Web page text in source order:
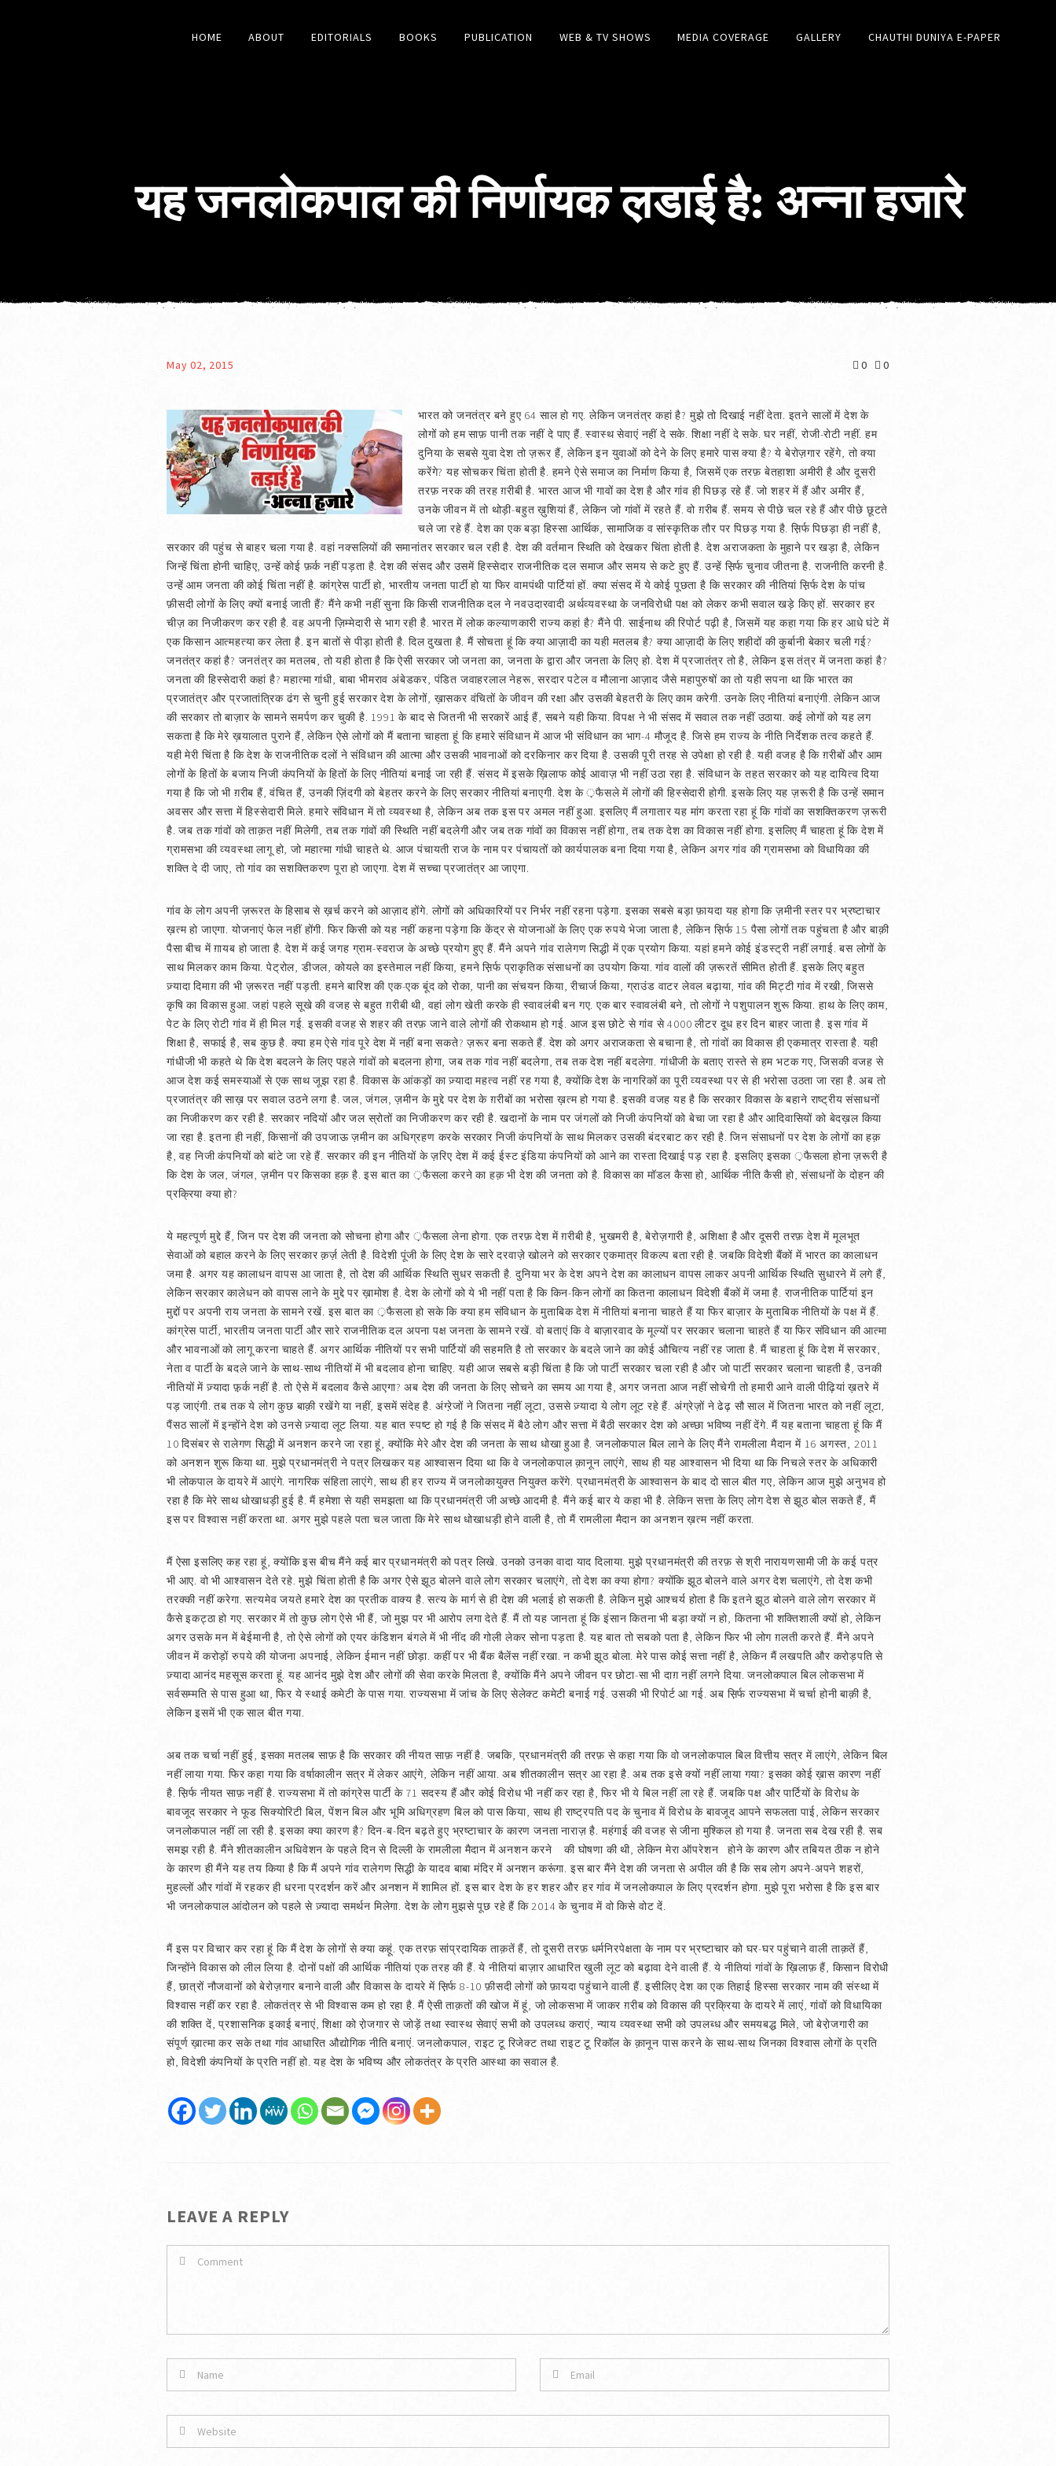
HOME ABOUT EDITORIALS BOOKS PUBLICATION WEB & TV SHOWS MEDIA COVERAGE GALLERY CHAUTHI DUNIYA E-PAPER
यह जनलोकपाल की निर्णायक ल़डाई है: अन्ना हजारे
May 02, 2015 0 0
भारत को जनतंत्र बने हुए 64 साल हो गए. लेकिन जनतंत्र कहां है? मुझे तो दिखाई नहीं देता. इतने सालों में देश के
लोगों को हम साफ़ पानी तक नहीं दे पाए हैं. स्वास्थ सेवाएं नहीं दे सके. शिक्षा नहीं दे सके. घर नहीं, रोजी-रोटी नहीं. हम
दुनिया के सबसे युवा देश तो ज़रूर हैं, लेकिन इन युवाओं को देने के लिए हमारे पास क्या है? ये बेरोज़गार रहेंगे, तो क्या
करेंगे? यह सोचकर चिंता होती है. हमने ऐसे समाज का निर्माण किया है, जिसमें एक तरफ़ बेतहाशा अमीरी है और दूसरी
तरफ़ नरक की तरह ग़रीबी है. भारत आज भी गावों का देश है और गांव ही पिछड़ रहे हैं. जो शहर में हैं और अमीर हैं,
उनके जीवन में तो थोड़ी-बहुत ख़ुशियां हैं, लेकिन जो गांवों में रहते हैं. वो ग़रीब हैं. समय से पीछे चल रहे हैं और पीछे छूटते
चले जा रहे हैं. देश का एक बड़ा हिस्सा आर्थिक, सामाजिक व सांस्कृतिक तौर पर पिछड़ गया है. स़िर्फ पिछड़ा ही नहीं है,
सरकार की पहुंच से बाहर चला गया है. वहां नक्सलियों की समानांतर सरकार चल रही है. देश की वर्तमान स्थिति को देखकर चिंता होती है. देश अराजकता के मुहाने पर खड़ा है, लेकिन
जिन्हें चिंता होनी चाहिए, उन्हें कोई फ़र्क नहीं पड़ता है. देश की संसद और उसमें हिस्सेदार राजनीतिक दल समाज और समय से कटे हुए हैं. उन्हें स़िर्फ चुनाव जीतना है. राजनीति करनी है.
उन्हें आम जनता की कोई चिंता नहीं है. कांग्रेस पार्टी हो, भारतीय जनता पार्टी हो या फिर वामपंथी पार्टियां हों. क्या संसद में ये कोई पूछता है कि सरकार की नीतियां स़िर्फ देश के पांच
फ़ीसदी लोगों के लिए क्यों बनाई जाती हैं? मैंने कभी नहीं सुना कि किसी राजनीतिक दल ने नवउदारवादी अर्थव्यवस्था के जनविरोधी पक्ष को लेकर कभी सवाल खड़े किए हों. सरकार हर
चीज़ का निजीकरण कर रही है. वह अपनी ज़िम्मेदारी से भाग रही है. भारत में लोक कल्याणकारी राज्य कहां है? मैंने पी. साईनाथ की रिपोर्ट पढ़ी है, जिसमें यह कहा गया कि हर आधे घंटे में
एक किसान आत्महत्या कर लेता है. इन बातों से पीड़ा होती है. दिल दुखता है. मैं सोचता हूं कि क्या आज़ादी का यही मतलब है? क्या आज़ादी के लिए शहीदों की कुर्बानी बेकार चली गई?
जनतंत्र कहां है? जनतंत्र का मतलब, तो यही होता है कि ऐसी सरकार जो जनता का, जनता के द्वारा और जनता के लिए हो. देश में प्रजातंत्र तो है, लेकिन इस तंत्र में जनता कहां है?
जनता की हिस्सेदारी कहां है? महात्मा गांधी, बाबा भीमराव अंबेडकर, पंडित जवाहरलाल नेहरू, सरदार पटेल व मौलाना आज़ाद जैसे महापुरुषों का तो यही सपना था कि भारत का
प्रजातंत्र और प्रजातांत्रिक ढंग से चुनी हुई सरकार देश के लोगों, ख़ासकर वंचितों के जीवन की रक्षा और उसकी बेहतरी के लिए काम करेगी. उनके लिए नीतियां बनाएंगी. लेकिन आज
की सरकार तो बाज़ार के सामने समर्पण कर चुकी है. 1991 के बाद से जितनी भी सरकारें आई हैं, सबने यही किया. विपक्ष ने भी संसद में सवाल तक नहीं उठाया. कई लोगों को यह लग
सकता है कि मेरे ख़यालात पुराने हैं, लेकिन ऐसे लोगों को मैं बताना चाहता हूं कि हमारे संविधान में आज भी संविधान का भाग-4 मौजूद है. जिसे हम राज्य के नीति निर्देशक तत्व कहते हैं.
यही मेरी चिंता है कि देश के राजनीतिक दलों ने संविधान की आत्मा और उसकी भावनाओं को दरकिनार कर दिया है. उसकी पूरी तरह से उपेक्षा हो रही है. यही वजह है कि ग़रीबों और आम
लोगों के हितों के बजाय निजी कंपनियों के हितों के लिए नीतियां बनाई जा रही हैं. संसद में इसके ख़िलाफ कोई आवाज़ भी नहीं उठा रहा है. संविधान के तहत सरकार को यह दायित्व दिया
गया है कि जो भी ग़रीब हैं, वंचित हैं, उनकी ज़िंदगी को बेहतर करने के लिए सरकार नीतियां बनाएगी. देश के ़फैसले में लोगों की हिस्सेदारी होगी. इसके लिए यह ज़रूरी है कि उन्हें समान
अवसर और सत्ता में हिस्सेदारी मिले. हमारे संविधान में तो व्यवस्था है, लेकिन अब तक इस पर अमल नहीं हुआ. इसलिए मैं लगातार यह मांग करता रहा हूं कि गांवों का सशक्तिकरण ज़रूरी
है. जब तक गांवों को ताक़त नहीं मिलेगी, तब तक गांवों की स्थिति नहीं बदलेगी और जब तक गांवों का विकास नहीं होगा, तब तक देश का विकास नहीं होगा. इसलिए मैं चाहता हूं कि देश में
ग्रामसभा की व्यवस्था लागू हो, जो महात्मा गांधी चाहते थे. आज पंचायती राज के नाम पर पंचायतों को कार्यपालक बना दिया गया है, लेकिन अगर गांव की ग्रामसभा को विधायिका की
शक्ति दे दी जाए, तो गांव का सशक्तिकरण पूरा हो जाएगा. देश में सच्चा प्रजातंत्र आ जाएगा.
गांव के लोग अपनी ज़रूरत के हिसाब से ख़र्च करने को आज़ाद होंगे. लोगों को अधिकारियों पर निर्भर नहीं रहना पड़ेगा. इसका सबसे बड़ा फ़ायदा यह होगा कि ज़मीनी स्तर पर भ्रष्टाचार
ख़त्म हो जाएगा. योजनाएं फेल नहीं होंगी. फिर किसी को यह नहीं कहना पड़ेगा कि केंद्र से योजनाओं के लिए एक रुपये भेजा जाता है, लेकिन स़िर्फ 15 पैसा लोगों तक पहुंचता है और बाक़ी
पैसा बीच में ग़ायब हो जाता है. देश में कई जगह ग्राम-स्वराज के अच्छे प्रयोग हुए हैं. मैंने अपने गांव रालेगण सिद्धी में एक प्रयोग किया. यहां हमने कोई इंडस्ट्री नहीं लगाई. बस लोगों के
साथ मिलकर काम किया. पेट्रोल, डीजल, कोयले का इस्तेमाल नहीं किया, हमने स़िर्फ प्राकृतिक संसाधनों का उपयोग किया. गांव वालों की ज़रूरतें सीमित होती हैं. इसके लिए बहुत
ज़्यादा दिमाग़ की भी ज़रूरत नहीं पड़ती. हमने बारिश की एक-एक बूंद को रोका, पानी का संचयन किया, रीचार्ज किया, ग्राउंड वाटर लेवल बढ़ाया, गांव की मिट्टी गांव में रखी, जिससे
कृषि का विकास हुआ. जहां पहले सूखे की वजह से बहुत ग़रीबी थी, वहां लोग खेती करके ही स्वावलंबी बन गए. एक बार स्वावलंबी बने, तो लोगों ने पशुपालन शुरू किया. हाथ के लिए काम,
पेट के लिए रोटी गांव में ही मिल गई. इसकी वजह से शहर की तरफ़ जाने वाले लोगों की रोकथाम हो गई. आज इस छोटे से गांव से 4000 लीटर दूध हर दिन बाहर जाता है. इस गांव में
शिक्षा है, सफाई है, सब कुछ है. क्या हम ऐसे गांव पूरे देश में नहीं बना सकते? ज़रूर बना सकते हैं. देश को अगर अराजकता से बचाना है, तो गांवों का विकास ही एकमात्र रास्ता है. यही
गांधीजी भी कहते थे कि देश बदलने के लिए पहले गांवों को बदलना होगा, जब तक गांव नहीं बदलेगा, तब तक देश नहीं बदलेगा. गांधीजी के बताए रास्ते से हम भटक गए, जिसकी वजह से
आज देश कई समस्याओं से एक साथ जूझ रहा है. विकास के आंकड़ों का ज़्यादा महत्व नहीं रह गया है, क्योंकि देश के नागरिकों का पूरी व्यवस्था पर से ही भरोसा उठता जा रहा है. अब तो
प्रजातंत्र की साख़ पर सवाल उठने लगा है. जल, जंगल, ज़मीन के मुद्दे पर देश के ग़रीबों का भरोसा ख़त्म हो गया है. इसकी वजह यह है कि सरकार विकास के बहाने राष्ट्रीय संसाधनों
का निजीकरण कर रही है. सरकार नदियों और जल स्रोतों का निजीकरण कर रही है. खदानों के नाम पर जंगलों को निजी कंपनियों को बेचा जा रहा है और आदिवासियों को बेदख़ल किया
जा रहा है. इतना ही नहीं, किसानों की उपजाऊ ज़मीन का अधिग्रहण करके सरकार निजी कंपनियों के साथ मिलकर उसकी बंदरबाट कर रही है. जिन संसाधनों पर देश के लोगों का हक़
है, वह निजी कंपनियों को बांटे जा रहे हैं. सरकार की इन नीतियों के ज़रिए देश में कई ईस्ट इंडिया कंपनियों को आने का रास्ता दिखाई पड़ रहा है. इसलिए इसका ़फैसला होना ज़रूरी है
कि देश के जल, जंगल, ज़मीन पर किसका हक़ है. इस बात का ़फैसला करने का हक़ भी देश की जनता को है. विकास का मॉडल कैसा हो, आर्थिक नीति कैसी हो, संसाधनों के दोहन की
प्रक्रिया क्या हो?
ये महत्पूर्ण मुद्दे हैं, जिन पर देश की जनता को सोचना होगा और ़फैसला लेना होगा. एक तरफ़ देश में ग़रीबी है, भुखमरी है, बेरोज़गारी है, अशिक्षा है और दूसरी तरफ़ देश में मूलभूत
सेवाओं को बहाल करने के लिए सरकार क़र्ज़ लेती है. विदेशी पूंजी के लिए देश के सारे दरवाज़े खोलने को सरकार एकमात्र विकल्प बता रही है. जबकि विदेशी बैंकों में भारत का कालाधन
जमा है. अगर यह कालाधन वापस आ जाता है, तो देश की आर्थिक स्थिति सुधर सकती है. दुनिया भर के देश अपने देश का कालाधन वापस लाकर अपनी आर्थिक स्थिति सुधारने में लगे हैं,
लेकिन सरकार कालेधन को वापस लाने के मुद्दे पर ख़ामोश है. देश के लोगों को ये भी नहीं पता है कि किन-किन लोगों का कितना कालाधन विदेशी बैंकों में जमा है. राजनीतिक पार्टियां इन
मुद्दों पर अपनी राय जनता के सामने रखें. इस बात का ़फैसला हो सके कि क्या हम संविधान के मुताबिक देश में नीतियां बनाना चाहते हैं या फिर बाज़ार के मुताबिक नीतियों के पक्ष में हैं.
कांग्रेस पार्टी, भारतीय जनता पार्टी और सारे राजनीतिक दल अपना पक्ष जनता के सामने रखें. वो बताएं कि वे बाज़ारवाद के मूल्यों पर सरकार चलाना चाहते हैं या फिर संविधान की आत्मा
और भावनाओं को लागू करना चाहते हैं. अगर आर्थिक नीतियों पर सभी पार्टियों की सहमति है तो सरकार के बदले जाने का कोई औचित्य नहीं रह जाता है. मैं चाहता हूं कि देश में सरकार,
नेता व पार्टी के बदले जाने के साथ-साथ नीतियों में भी बदलाव होना चाहिए. यही आज सबसे बड़ी चिंता है कि जो पार्टी सरकार चला रही है और जो पार्टी सरकार चलाना चाहती है, उनकी
नीतियों में ज़्यादा फ़़र्क नहीं है. तो ऐसे में बदलाव कैसे आएगा? अब देश की जनता के लिए सोचने का समय आ गया है, अगर जनता आज नहीं सोचेगी तो हमारी आने वाली पीढ़ियां ख़तरे में
पड़ जाएंगी. तब तक ये लोग कुछ बाक़ी रखेंगे या नहीं, इसमें संदेह है. अंग्ऱेजों ने जितना नहीं लूटा, उससे ज़्यादा ये लोग लूट रहे हैं. अंग्रेज़ों ने ढेढ़ सौ साल में जितना भारत को नहीं लूटा,
पैंसठ सालों में इन्होंने देश को उनसे ज़्यादा लूट लिया. यह बात स्पष्ट हो गई है कि संसद में बैठे लोग और सत्ता में बैठी सरकार देश को अच्छा भविष्य नहीं देंगे. मैं यह बताना चाहता हूं कि मैं
10 दिसंबर से रालेगण सिद्धी में अनशन करने जा रहा हूं, क्योंकि मेरे और देश की जनता के साथ धोखा हुआ है. जनलोकपाल बिल लाने के लिए मैंने रामलीला मैदान में 16 अगस्त, 2011
को अनशन शुरू किया था. मुझे प्रधानमंत्री ने पत्र लिखकर यह आश्‍वासन दिया था कि वे जनलोकपाल क़ानून लाएंगे, साथ ही यह आश्‍वासन भी दिया था कि निचले स्तर के अधिकारी
भी लोकपाल के दायरे में आएंगे. नागरिक संहिता लाएंगे, साथ ही हर राज्य में जनलोकायुक्त नियुक्त करेंगे. प्रधानमंत्री के आश्‍वासन के बाद दो साल बीत गए, लेकिन आज मुझे अनुभव हो
रहा है कि मेरे साथ धोखाधड़ी हुई है. मैं हमेशा से यही समझता था कि प्रधानमंत्री जी अच्छे आदमी है. मैंने कई बार ये कहा भी है. लेकिन सत्ता के लिए लोग देश से झूठ बोल सकते हैं, मैं
इस पर विश्‍वास नहीं करता था. अगर मुझे पहले पता चल जाता कि मेरे साथ धोखाधड़ी होने वाली है, तो मैं रामलीला मैदान का अनशन ख़त्म नहीं करता.
मैं ऐसा इसलिए कह रहा हूं, क्योंकि इस बीच मैंने कई बार प्रधानमंत्री को पत्र लिखे. उनको उनका वादा याद दिलाया. मुझे प्रधानमंत्री की तरफ़ से श्री नारायणसामी जी के कई पत्र
भी आए. वो भी आश्‍वासन देते रहे. मुझे चिंता होती है कि अगर ऐसे झूठ बोलने वाले लोग सरकार चलाएंगे, तो देश का क्या होगा? क्योंकि झूठ बोलने वाले अगर देश चलाएंगे, तो देश कभी
तरक्की नहीं करेगा. सत्यमेव जयते हमारे देश का प्रतीक वाक्य है. सत्य के मार्ग से ही देश की भलाई हो सकती है. लेकिन मुझे आश्‍चर्य होता है कि इतने झूठ बोलने वाले लोग सरकार में
कैसे इकट्ठा हो गए. सरकार में तो कुछ लोग ऐसे भी हैं, जो मुझ पर भी आरोप लगा देते हैं. मैं तो यह जानता हूं कि इंसान कितना भी बड़ा क्यों न हो, कितना भी शक्तिशाली क्यों हो, लेकिन
अगर उसके मन में बेईमानी है, तो ऐसे लोगों को एयर कंडिशन बंगले में भी नींद की गोली लेकर सोना पड़ता है. यह बात तो सबको पता है, लेकिन फिर भी लोग ग़लती करते हैं. मैंने अपने
जीवन में करोड़ों रुपये की योजना अपनाई, लेकिन ईमान नहीं छोड़ा. कहीं पर भी बैंक बैलेंस नहीं रखा. न कभी झूठ बोला. मेरे पास कोई सत्ता नहीं है, लेकिन मैं लखपति और करोड़पति से
ज़्यादा आनंद महसूस करता हूं. यह आनंद मुझे देश और लोगों की सेवा करके मिलता है, क्योंकि मैंने अपने जीवन पर छोटा-सा भी दाग़ नहीं लगने दिया. जनलोकपाल बिल लोकसभा में
सर्वसम्मति से पास हुआ था, फिर ये स्थाई कमेटी के पास गया. राज्यसभा में जांच के लिए सेलेक्ट कमेटी बनाई गई. उसकी भी रिपोर्ट आ गई. अब स़िर्फ राज्यसभा में चर्चा होनी बाक़ी है,
लेकिन इसमें भी एक साल बीत गया.
अब तक चर्चा नहीं हुई, इसका मतलब साफ़ है कि सरकार की नीयत साफ़ नहीं है. जबकि, प्रधानमंत्री की तरफ़ से कहा गया कि वो जनलोकपाल बिल वित्तीय सत्र में लाएंगे, लेकिन बिल
नहीं लाया गया. फिर कहा गया कि वर्षाकालीन सत्र में लेकर आएंगे, लेकिन नहीं आया. अब शीतकालीन सत्र आ रहा है. अब तक इसे क्यों नहीं लाया गया? इसका कोई ख़ास कारण नहीं
है. स़िर्फ नीयत साफ़ नहीं है. राज्यसभा में तो कांग्रेस पार्टी के 71 सदस्य हैं और कोई विरोध भी नहीं कर रहा है, फिर भी ये बिल नहीं ला रहे हैं. जबकि पक्ष और पार्टियों के विरोध के
बावजूद सरकार ने फूड सिक्योरिटी बिल, पेंशन बिल और भूमि अधिग्रहण बिल को पास किया, साथ ही राष्ट्रपति पद के चुनाव में विरोध के बावजूद आपने सफलता पाई, लेकिन सरकार
जनलोकपाल नहीं ला रही है. इसका क्या कारण है? दिन-ब-दिन बढ़ते हुए भ्रष्टाचार के कारण जनता नाराज़ है. महंगाई की वजह से जीना मुश्किल हो गया है. जनता सब देख रही है. सब
समझ रही है. मैंने शीतकालीन अधिवेशन के पहले दिन से दिल्ली के रामलीला मैदान में अनशन करने की घोषणा की थी, लेकिन मेरा ऑपरेशन होने के कारण और तबियत ठीक न होने
के कारण ही मैंने यह तय किया है कि मैं अपने गांव रालेगण सिद्धी के यादव बाबा मंदिर में अनशन करूंगा. इस बार मैंने देश की जनता से अपील की है कि सब लोग अपने-अपने शहरों,
मुहल्लों और गांवों में रहकर ही धरना प्रदर्शन करें और अनशन में शामिल हों. इस बार देश के हर शहर और हर गांव में जनलोकपाल के लिए प्रदर्शन होगा. मुझे पूरा भरोसा है कि इस बार
भी जनलोकपाल आंदोलन को पहले से ज़्यादा समर्थन मिलेगा. देश के लोग मुझसे पूछ रहे हैं कि 2014 के चुनाव में वो किसे वोट दें.
मैं इस पर विचार कर रहा हूं कि मैं देश के लोगों से क्या कहूं. एक तरफ़ सांप्रदायिक ताक़तें हैं, तो दूसरी तरफ़ धर्मनिरपेक्षता के नाम पर भ्रष्टाचार को घर-घर पहुंचाने वाली ताक़तें हैं,
जिन्होंने विकास को लील लिया है. दोनों पक्षों की आर्थिक नीतियां एक तरह की हैं. ये नीतियां बाज़ार आधारित खुली लूट को बढ़ावा देने वाली हैं. ये नीतियां गांवों के ख़िलाफ़ हैं, किसान विरोधी
हैं, छात्रों नौजवानों को बेरोज़गार बनाने वाली और विकास के दायरे में स़िर्फ 8-10 फ़ीसदी लोगों को फ़ायदा पहुंचाने वाली हैं. इसीलिए देश का एक तिहाई हिस्सा सरकार नाम की संस्था में
विश्‍वास नहीं कर रहा है. लोकतंत्र से भी विश्‍वास कम हो रहा है. मैं ऐसी ताक़तों की खोज में हूं, जो लोकसभा में जाकर ग़रीब को विकास की प्रक्रिया के दायरे में लाएं, गांवों को विधायिका
की शक्ति दें, प्रशासनिक इकाई बनाएं, शिक्षा को रा़ेजगार से जोड़ें तथा स्वास्थ सेवाएं सभी को उपलब्ध कराएं, न्याय व्यवस्था सभी को उपलब्ध और समयबद्ध मिले, जो बेरा़ेजगारी का
संपूर्ण ख़ात्मा कर सके तथा गांव आधारित औद्योगिक नीति बनाएं. जनलोकपाल, राइट टू रिजेक्ट तथा राइट टू रिकॉल के क़ानून पास करने के साथ-साथ जिनका विश्‍वास लोगों के प्रति
हो, विदेशी कंपनियों के प्रति नहीं हो. यह देश के भविष्य और लोकतंत्र के प्रति आस्था का सवाल है.
LEAVE A REPLY